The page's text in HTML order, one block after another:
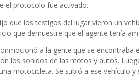
el protocolo fue activado.
que los testigos del lugar vieron un
que demuestre que el agente tenía
a la gente que se encontraba
los sonidos de las motos y autos.
motocicleta. Se subió a ese vehículo